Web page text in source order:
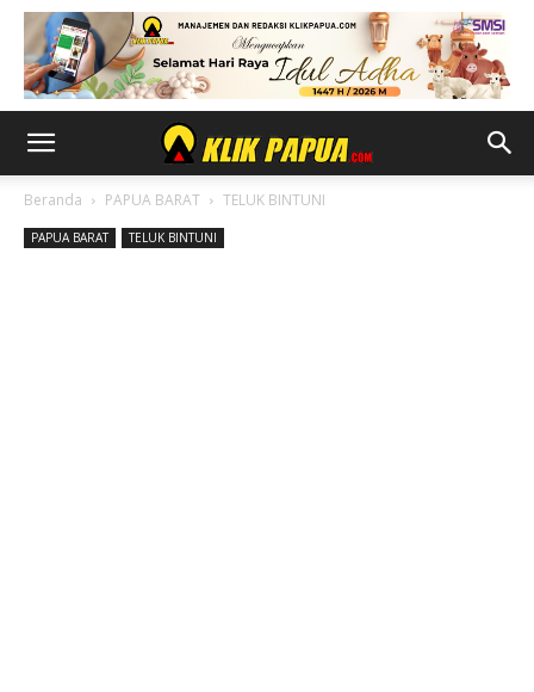
Beranda PAPUA BARAT TELUK BINTUNI
PAPUA BARAT TELUK BINTUNI